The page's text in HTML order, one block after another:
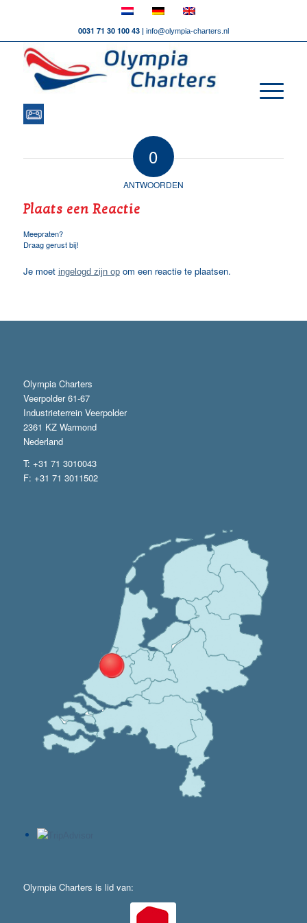
0031 71 30 100 43 | info@olympia-charters.nl
0
ANTWOORDEN
Plaats een Reactie
Meepraten?
Draag gerust bij!
Je moet ingelogd zijn opom een reactie te plaatsen.
Olympia Charters
Veerpolder 61-67
Industrieterrein Veerpolder
2361 KZ Warmond
Nederland
T: +31 71 3010043
F: +31 71 3011502
Olympia Charters is lid van: